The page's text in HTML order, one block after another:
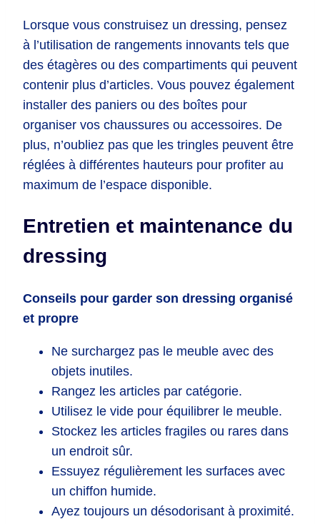
Lorsque vous construisez un dressing, pensez
à l’utilisation de rangements innovants tels que
des étagères ou des compartiments qui peuvent
contenir plus d’articles. Vous pouvez également
installer des paniers ou des boîtes pour
organiser vos chaussures ou accessoires. De
plus, n’oubliez pas que les tringles peuvent être
réglées à différentes hauteurs pour profiter au
maximum de l’espace disponible.
Entretien et maintenance du
dressing
Conseils pour garder son dressing organisé
et propre
Ne surchargez pas le meuble avec des
objets inutiles.
Rangez les articles par catégorie.
Utilisez le vide pour équilibrer le meuble.
Stockez les articles fragiles ou rares dans
un endroit sûr.
Essuyez régulièrement les surfaces avec
un chiffon humide.
Ayez toujours un désodorisant à proximité.